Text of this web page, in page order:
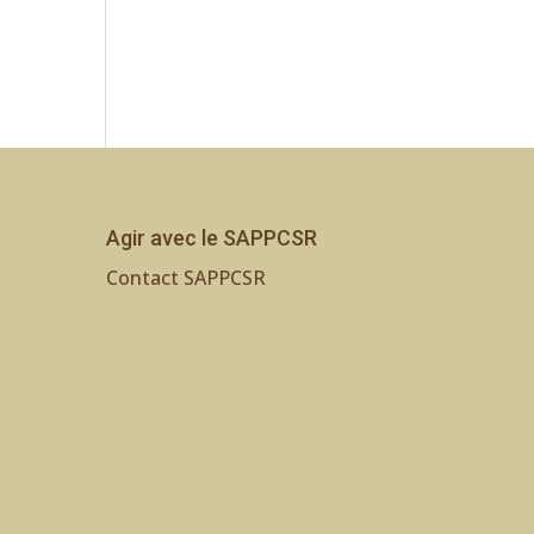
Agir avec le SAPPCSR
Contact SAPPCSR